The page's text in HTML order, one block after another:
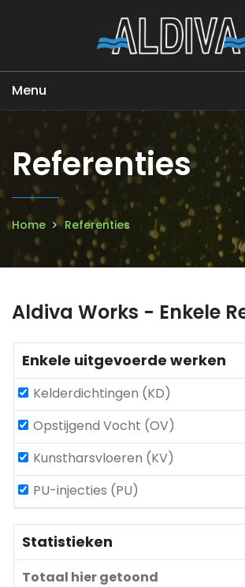
Menu
Referenties
Home Referenties
Aldiva Works - Enkele
Enkele uitgevoerde werken
Kelderdichtingen (KD)
Opstijgend Vocht (OV)
Kunstharsvloeren (KV)
PU-injecties (PU)
Statistieken
Totaal hier getoond